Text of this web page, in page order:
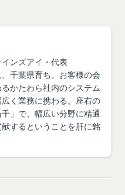
ンズアイ・代表
千葉県育ち。お客様の会
かたわら社内のシステム
く業務に携わる。座右の
」で、幅広い分野に精通
するということを肝に銘